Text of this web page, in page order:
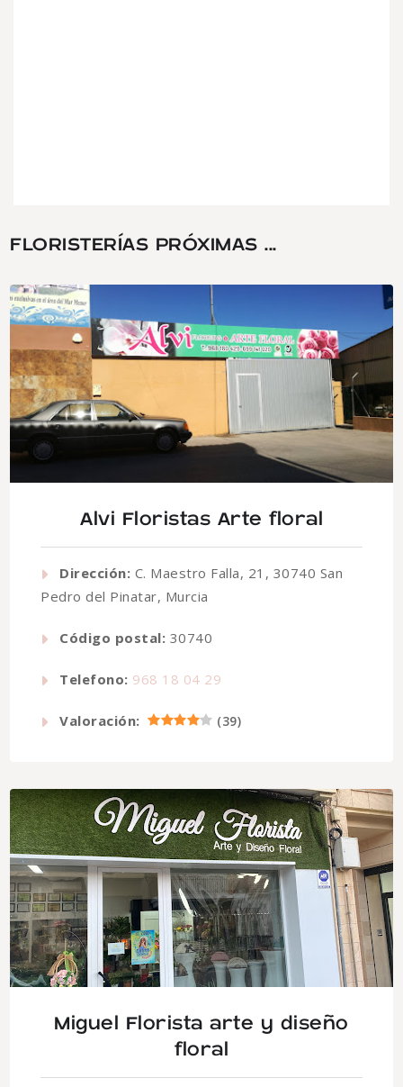
FLORISTERÍAS PRÓXIMAS ...
Alvi Floristas Arte floral
Dirección: C. Maestro Falla, 21, 30740 San
Pedro del Pinatar, Murcia
Código postal: 30740
Telefono: 968 18 04 29
Valoración: (39)
Miguel Florista arte y diseño
floral